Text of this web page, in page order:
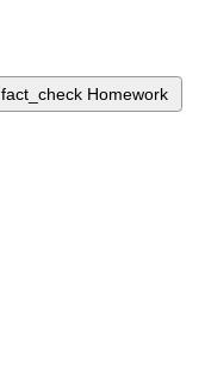
fact_check Homework